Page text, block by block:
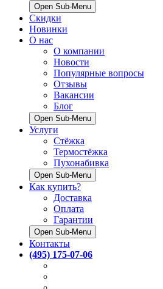
Open Sub-Menu
Скидки
Новинки
О нас
О компании
Новости
Популярные вопросы
Отзывы
Вакансии
Блог
Open Sub-Menu
Услуги
Стёжка
Термостёжка
Пухонабивка
Open Sub-Menu
Как купить?
Доставка
Оплата
Гарантии
Open Sub-Menu
Контакты
(495) 175-07-06